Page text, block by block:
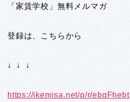
「家賃学校」無料メルマガ
登録は、こちらから
↓ ↓ ↓
https://ikemisa.net/p/r/ebqFhebt